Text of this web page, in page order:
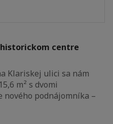
centre
Klariskej ulici sa nám
m² s dvomi
nového podnájomníka –